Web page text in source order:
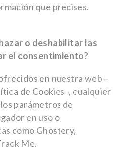
que precises.
o deshabilitar las
el consentimiento?
en nuestra web –
de Cookies -, cualquier
parámetros de
en uso o
como Ghostery,
Me.